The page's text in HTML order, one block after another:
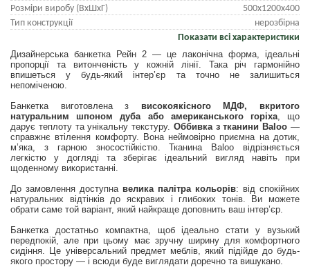
Розміри виробу (ВхШхГ)
500х1200х400
Тип конструкції
нерозбірна
Показати всі характеристики
Дизайнерська банкетка Рейн 2 — це лаконічна форма, ідеальні
пропорції та витонченість у кожній лінії. Така річ гармонійно
впишеться у будь-який інтер’єр та точно не залишиться
непоміченою.
Банкетка виготовлена з високоякісного МДФ, вкритого
натуральним шпоном дуба або американського горіха, що
дарує теплоту та унікальну текстуру. Оббивка з тканини Baloo —
справжнє втілення комфорту. Вона неймовірно приємна на дотик,
м’яка, з гарною зносостійкістю. Тканина Baloo відрізняється
легкістю у догляді та зберігає ідеальний вигляд навіть при
щоденному використанні.
До замовлення доступна велика палітра кольорів: від спокійних
натуральних відтінків до яскравих і глибоких тонів. Ви можете
обрати саме той варіант, який найкраще доповнить ваш інтер’єр.
Банкетка достатньо компактна, щоб ідеально стати у вузький
передпокій, але при цьому має зручну ширину для комфортного
сидіння. Це універсальний предмет меблів, який підійде до будь-
якого простору — і всюди буде виглядати доречно та вишукано.